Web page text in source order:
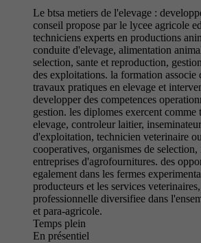
Le btsa metiers de l'elevage :
conseil propose par le lycee agricole
techniciens experts en productions
conduite d'elevage, alimentation
selection, sante et reproduction,
des exploitations. la formation associe
travaux pratiques en elevage et
developper des competences
gestion. les diplomes exercent comme
elevage, controleur laitier,
d'exploitation, technicien veterinaire
cooperatives, organismes de
entreprises d'agrofournitures. des
egalement dans les fermes
producteurs et les services
professionnelle diversifiee dans
et para-agricole.
Temps plein
En présentiel